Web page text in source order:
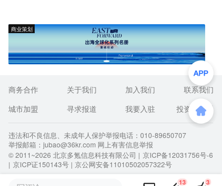
商业策划
13 3
商务合作 关于我们 加入我们
联系我们
城市加盟
寻求报道 我要入驻 投资者关系
违法和不良信息、未成年人保护举报电话：010-89650707
举报邮箱：jubao@36kr.com 网上有害信息举报
© 2011~2026 北京多氪信息科技有限公司 | 京ICP备12031756号-6
| 京ICP证150143号 | 京公网安备11010502057322号